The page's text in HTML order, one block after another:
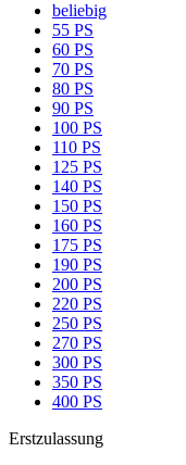
beliebig
55 PS
60 PS
70 PS
80 PS
90 PS
100 PS
110 PS
125 PS
140 PS
150 PS
160 PS
175 PS
190 PS
200 PS
220 PS
250 PS
270 PS
300 PS
350 PS
400 PS
Erstzulassung